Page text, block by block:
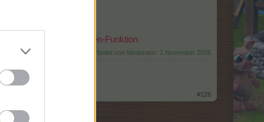
bitte die Bearbeiten-Funktion
Zuletzt bearbeitet von Moderator: 1 November 2025
#126